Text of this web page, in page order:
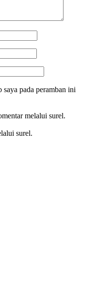
saya pada peramban ini
melalui surel.
surel.